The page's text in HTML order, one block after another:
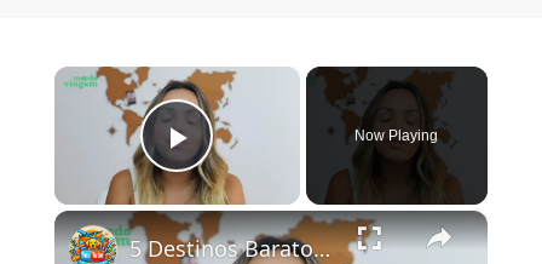
×
Play Video
Now Playing
×
5 Destinos Baratos no Brasil Para Conhecer e Amar! 🇧🇷✨